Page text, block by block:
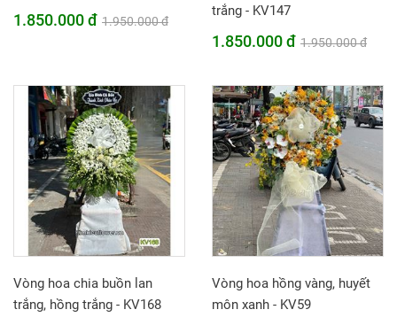
1.850.000 đ 1.950.000 đ
trắng - KV147
1.850.000 đ 1.950.000 đ
Vòng hoa chia buồn lan
trắng, hồng trắng - KV168
Vòng hoa hồng vàng, huyết
môn xanh - KV59